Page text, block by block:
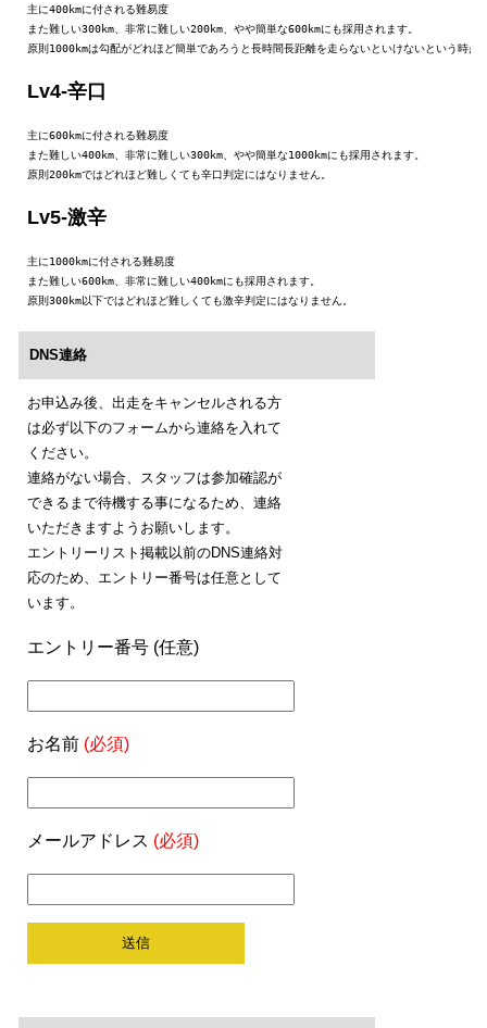
主に400kmに付される難易度
また難しい300km、非常に難しい200km、やや簡単な600kmにも採用されます。
原則1000kmは勾配がどれほど簡単であろうと長時間長距離を走らないといけないという時点
Lv4-辛口
主に600kmに付される難易度
また難しい400km、非常に難しい300km、やや簡単な1000kmにも採用されます。
原則200kmではどれほど難しくても辛口判定にはなりません。
Lv5-激辛
主に1000kmに付される難易度
また難しい600km、非常に難しい400kmにも採用されます。
原則300km以下ではどれほど難しくても激辛判定にはなりません。
DNS連絡
お申込み後、出走をキャンセルされる方
は必ず以下のフォームから連絡を入れて
ください。
連絡がない場合、スタッフは参加確認が
できるまで待機する事になるため、連絡
いただきますようお願いします。
エントリーリスト掲載以前のDNS連絡対
応のため、エントリー番号は任意として
います。
エントリー番号 (任意)
お名前 (必須)
メールアドレス (必須)